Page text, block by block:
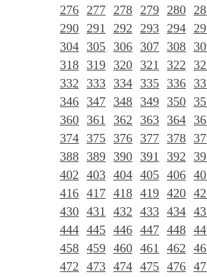
276 277 278 279 280
290 291 292 293 294
304 305 306 307 308
318 319 320 321 322
332 333 334 335 336
346 347 348 349 350
360 361 362 363 364
374 375 376 377 378
388 389 390 391 392
402 403 404 405 406
416 417 418 419 420
430 431 432 433 434
444 445 446 447 448
458 459 460 461 462
472 473 474 475 476